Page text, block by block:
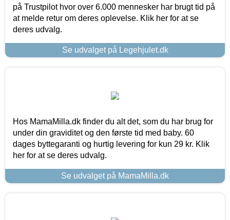
på Trustpilot hvor over 6.000 mennesker har brugt tid på
at melde retur om deres oplevelse. Klik her for at se
deres udvalg.
Se udvalget på Legehjulet.dk
Hos MamaMilla.dk finder du alt det, som du har brug for
under din graviditet og den første tid med baby. 60
dages byttegaranti og hurtig levering for kun 29 kr. Klik
her for at se deres udvalg.
Se udvalget på MamaMilla.dk